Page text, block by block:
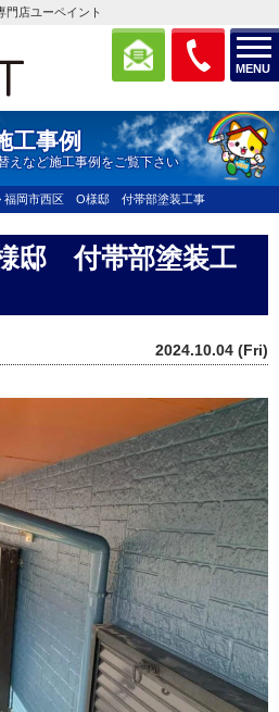
MENU
門店ユーペイント
工事例
えなど施工事例をご覧下さい
福岡市西区 O様邸 付帯部塗装工事
邸 付帯部塗装工
2024.10.04 (Fri)